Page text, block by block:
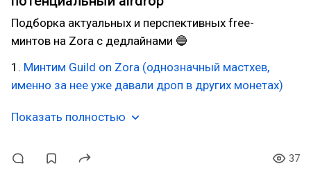
Подборка актуальных и перспективных free-
минтов на Zora с дедлайнами 🔵
1. Минтим Guild on Zora (однозначный мастхев,
именно за нее уже давали дроп в других монетах)
Показать полностью
37